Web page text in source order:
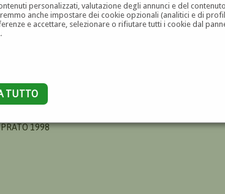
personalizzati, valutazione degli annunci e del
anche impostare dei cookie opzionali (analitici e di
e accettare, selezionare o rifiutare tutti i cookie dal
TUTTO
1998